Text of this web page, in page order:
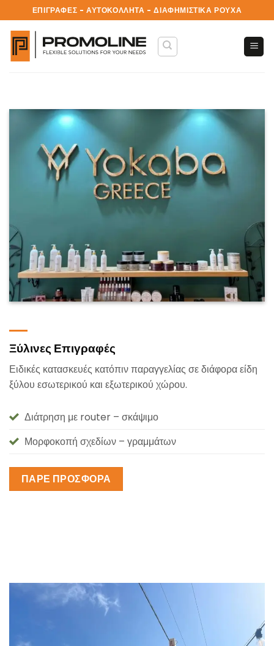
to
content
ΕΠΙΓΡΑΦΕΣ - ΑΥΤΟΚΟΛΛΗΤΑ - ΔΙΑΦΗΜΙΣΤΙΚΑ ΡΟΥΧΑ
Ξύλινες Επιγραφές
Ειδικές κατασκευές κατόπιν παραγγελίας σε διάφορα είδη
ξύλου εσωτερικού και εξωτερικού χώρου.
Διάτρηση με router – σκάψιμο
Μορφοκοπή σχεδίων – γραμμάτων
ΠΑΡΕ ΠΡΟΣΦΟΡΑ